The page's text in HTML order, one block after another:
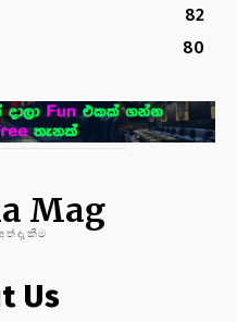
82
80
Mag
Us